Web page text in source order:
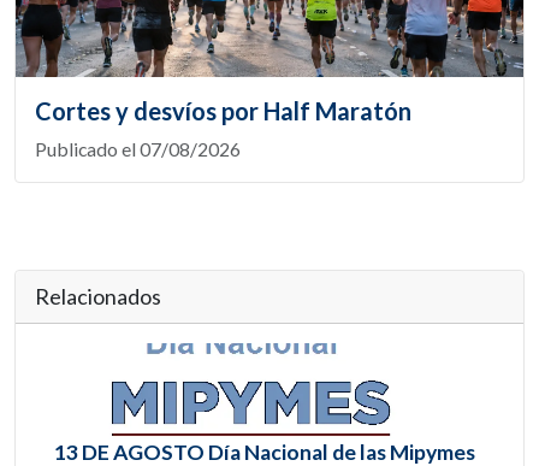
Cortes y desvíos por Half Maratón
Publicado el 07/08/2026
Relacionados
13 DE AGOSTO Día Nacional de las Mipymes